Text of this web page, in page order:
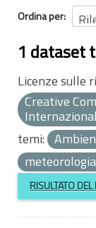
Ordina per
1 dataset
Licenze sulle
Creative
temi:
meteorologia
RISULTATO DEL